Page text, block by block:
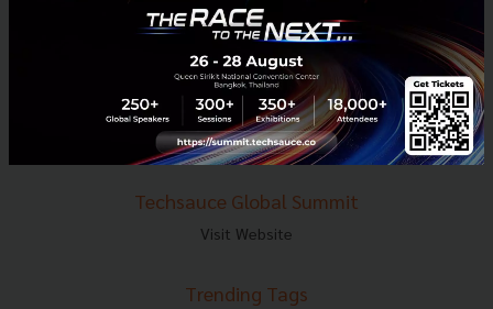
Techsauce Media
About Techsauce
Techsauce Services
Privacy Policy
ส่งบทความ
Techsauce Global Summit
Visit Website
Trending Tags